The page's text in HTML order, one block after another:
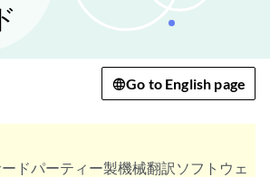
Go to English page
ドパーティー製機械翻訳ソフトウェ